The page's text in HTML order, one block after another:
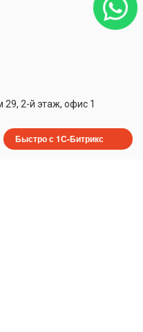
2-й этаж, офис 1
Быстро с 1С-Битрикс